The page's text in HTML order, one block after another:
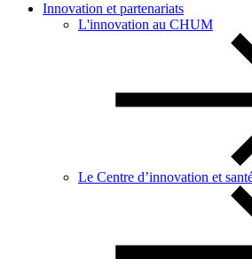
Innovation et partenariats
L'innovation au CHUM
Le Centre d’innovation et